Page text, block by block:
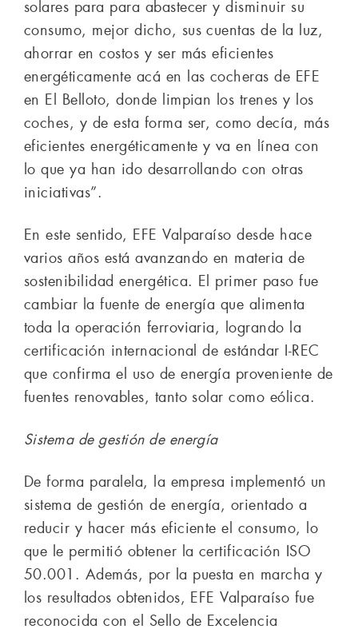
solares para para abastecer y disminuir su
consumo, mejor dicho, sus cuentas de la luz,
ahorrar en costos y ser más eficientes
energéticamente acá en las cocheras de EFE
en El Belloto, donde limpian los trenes y los
coches, y de esta forma ser, como decía, más
eficientes energéticamente y va en línea con
lo que ya han ido desarrollando con otras
iniciativas”.
En este sentido, EFE Valparaíso desde hace
varios años está avanzando en materia de
sostenibilidad energética. El primer paso fue
cambiar la fuente de energía que alimenta
toda la operación ferroviaria, logrando la
certificación internacional de estándar I-REC
que confirma el uso de energía proveniente de
fuentes renovables, tanto solar como eólica.
Sistema de gestión de energía
De forma paralela, la empresa implementó un
sistema de gestión de energía, orientado a
reducir y hacer más eficiente el consumo, lo
que le permitió obtener la certificación ISO
50.001. Además, por la puesta en marcha y
los resultados obtenidos, EFE Valparaíso fue
reconocida con el Sello de Excelencia